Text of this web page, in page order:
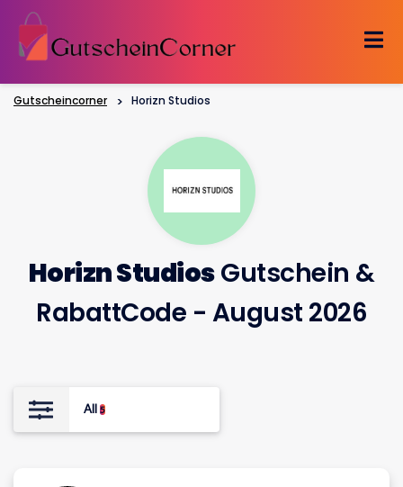
Gutscheincorner > Horizn Studios
Horizn StudiosGutschein &
RabattCode - August 2026
All 5